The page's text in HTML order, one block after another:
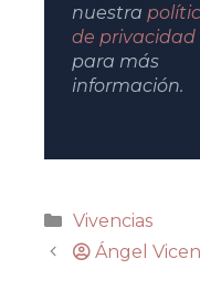
nuestra
de privacidad
para más
información.
Vivencias
Ángel